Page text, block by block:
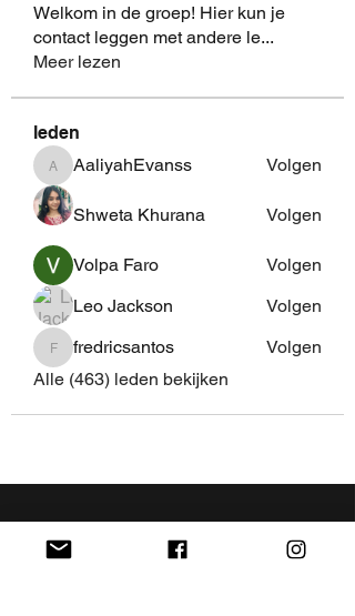
Welkom in de groep! Hier kun je
contact leggen met andere le...
Meer lezen
leden
AaliyahEvanss
AaliyahEvanss Volgen
Shweta Khurana Volgen
Volpa Faro
Volgen
Leo Jackson
Volgen
fredricsantos
fredricsantos
Volgen
Alle (463) leden bekijken